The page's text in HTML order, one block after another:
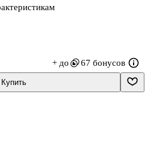
макси, Step
+ до 67 бонусов
Купить